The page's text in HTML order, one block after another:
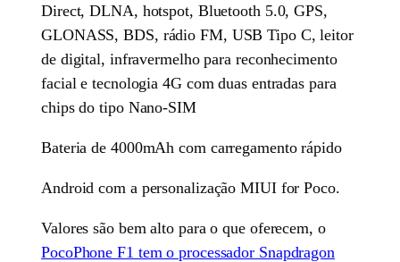
Direct, DLNA, hotspot, Bluetooth 5.0, GPS,
GLONASS, BDS, rádio FM, USB Tipo C, leitor
de digital, infravermelho para reconhecimento
facial e tecnologia 4G com duas entradas para
chips do tipo Nano-SIM
Bateria de 4000mAh com carregamento rápido
Android com a personalização MIUI for Poco.
Valores são bem alto para o que oferecem, o
PocoPhone F1 tem o processador Snapdragon